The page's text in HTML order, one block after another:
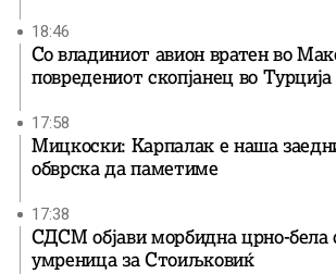
18:46
Со владиниот авион вратен во
повредениот скопјанец во Турција
17:58
Мицкоски: Карпалак е наша
обврска да паметиме
17:38
СДСМ објави морбидна црно-бела
умреница за Стоиљковиќ